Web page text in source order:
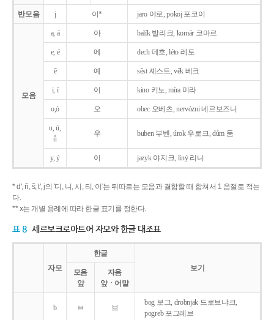
반모음 j 이* jaro 야로, pokoj 포코이
모음
a, á 아 balík 발리크, komár 코마르
e, é 에 dech 데흐, léto 레토
ě 예 sěst 셰스트, věk 베크
i, í 이 kino 키노, míra 미라
o,ó 오 obec 오베츠, nervózni 네르보즈니
u, ú,
ů
우 buben 부벤, úrok 우로크, dům 둠
y, ý 이 jazyk야지크, líný 리니
* d', ň, š, t', j의 '디, 니, 시, 티, 이'는 뒤따르는 모음과 결합할 때 합쳐서 1 음절로 적는
다.
** x는 개별 용례에 따라 한글 표기를 정한다.
표 8 세르보크로아트어 자모와 한글 대조표
자모
한글
보기
모음
앞
자음
앞ㆍ어말
b ㅂ 브
bog 보그, drobnjak 드로브냐크,
pogreb 포그레브